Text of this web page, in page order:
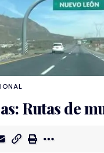
Rutas de